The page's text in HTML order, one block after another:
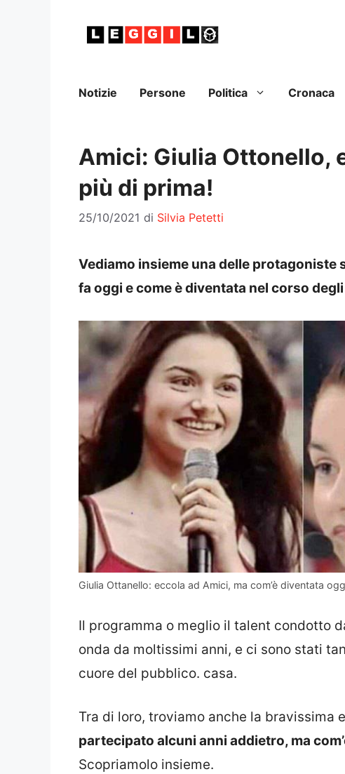
Notizie Persone Politica Cronaca
Amici: Giulia Ottonello,
più di prima!
25/10/2021 di Silvia Petetti
Vediamo insieme una delle protagoniste
fa oggi e come è diventata nel corso
Giulia Ottanello: eccola ad Amici, ma com’è diventata
Il programma o meglio il talent condotto
onda da moltissimi anni, e ci sono stati
cuore del pubblico. casa.
Tra di loro, troviamo anche la bravissima
partecipato alcuni anni addietro, ma
Scopriamolo insieme.